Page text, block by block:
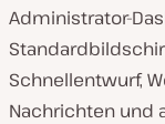
Administrator-
Schnellentwurf,
Nachrichten und